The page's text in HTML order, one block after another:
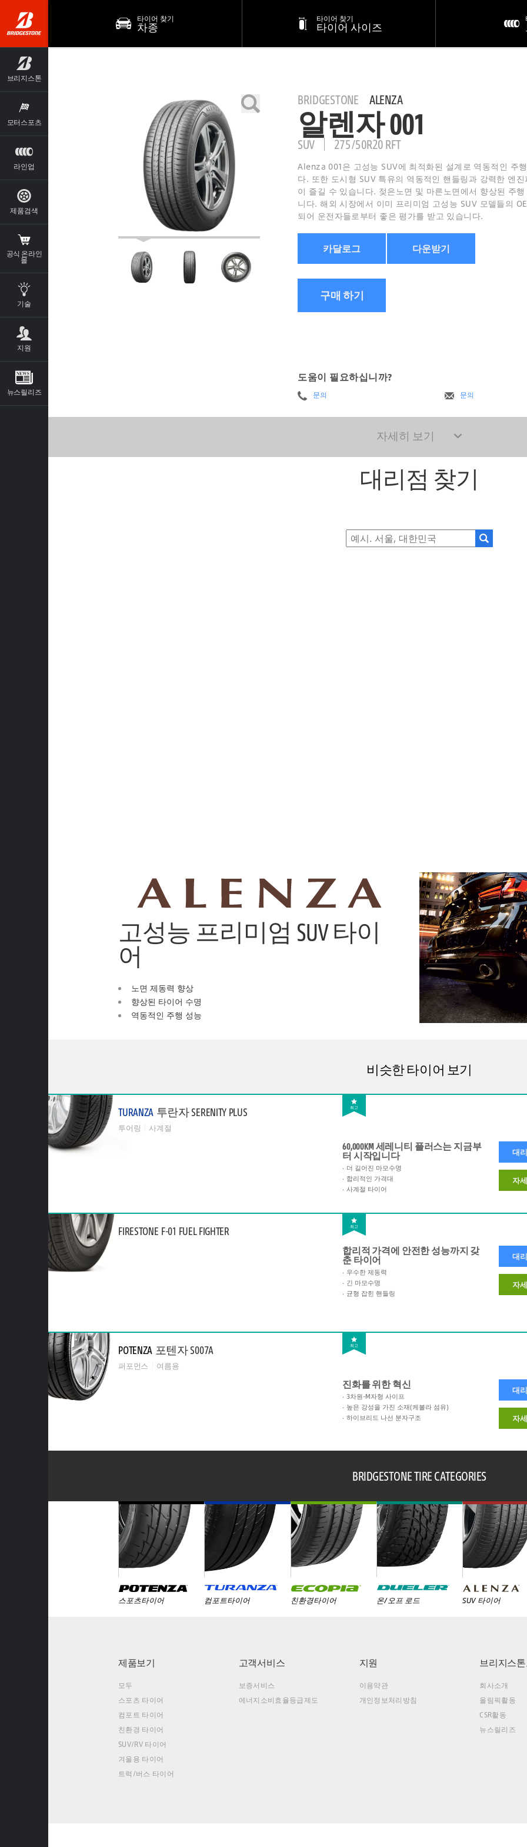
브리지스톤
모터스포츠
라인업
제품검색
공식 온라인
몰
기술
지원
뉴스릴리즈
타이어 찾기
차종
타이어 찾기
타이어 사이즈
BRIDGESTONE ALENZA
알렌자 001
SUV 275/50R20 RFT
Alenza 001은 고성능 SUV에 최적화된 설계로 역동적인 주
다. 또한 도시형 SUV 특유의 역동적인 핸들링과 강력한 엔진
이 즐길 수 있습니다. 젖은노면 및 마른노면에서 향상된 주
니다. 해외 시장에서 이미 프리미엄 고성능 SUV 모델들의
되어 운전자들로부터 좋은 평가를 받고 있습니다.
카달로그 다운받기
구매 하기
도움이 필요하십니까?
문의 문의
자세히 보기
대리점 찾기
고성능 프리미엄 SUV 타이
어
노면 제동력 향상
향상된 타이어 수명
역동적인 주행 성능
비슷한 타이어 보기
최고
TURANZA 투란자 SERENITY PLUS
투어링 사계절
60,000KM 세레니티 플러스는 지금부
터 시작입니다
더 길어진 마모수명
합리적인 가격대
사계절 타이어
대
자
최고
FIRESTONE F-01 FUEL FIGHTER
합리적 가격에 안전한 성능까지 갖
춘 타이어
우수한 제동력
긴 마모수명
균형 잡힌 핸들링
대
자
최고
POTENZA 포텐자 S007A
퍼포먼스 여름용
진화를 위한 혁신
3차원-M자형 사이프
높은 강성을 가진 소재(케볼라 섬유)
하이브리드 나선 분자구조
대
자
BRIDGESTONE TIRE CATEGORIES
스포츠타이어 컴포트타이어 친환경타이어 온/오프 로드 SUV 타이어
제품보기
모두
스포츠 타이어
컴포트 타이어
친환경 타이어
SUV/RV 타이어
겨울용 타이어
트럭/버스 타이어
고객서비스
보증서비스
에너지소비효율등급제도
지원
이용약관
개인정보처리방침
브리지스
회사소개
올림픽활동
CSR활동
뉴스릴리즈